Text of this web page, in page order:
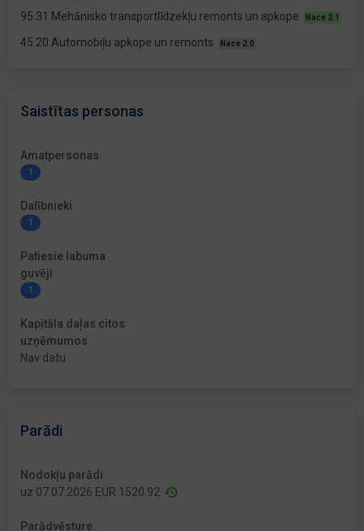
95.31 Mehānisko transportlīdzekļu remonts un apkope Nace 2.1
45.20 Automobiļu apkope un remonts Nace 2.0
Saistītas personas
Amatpersonas
1
Dalībnieki
1
Patiesie labuma
guvēji
1
Kapitāla daļas citos
uzņēmumos
Nav datu
Parādi
Nodokļu parādi
uz 07.07.2026 EUR 1520.92
Parādvēsture